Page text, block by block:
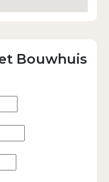
Bouwhuis